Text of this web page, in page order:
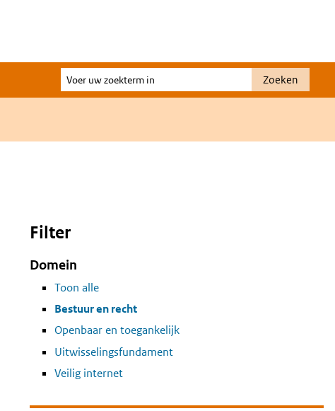
Voer
uw
Zoeken
Filter
Domein
Toon alle
Bestuur en recht
Openbaar en toegankelijk
Uitwisselingsfundament
Veilig internet